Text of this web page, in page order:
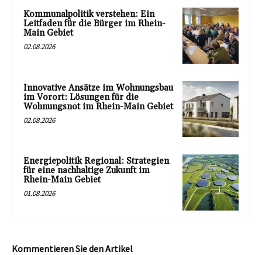
Kommunalpolitik verstehen: Ein
Leitfaden für die Bürger im Rhein-
Main Gebiet
02.08.2026
Innovative Ansätze im Wohnungsbau
im Vorort: Lösungen für die
Wohnungsnot im Rhein-Main Gebiet
02.08.2026
Energiepolitik Regional: Strategien
für eine nachhaltige Zukunft im
Rhein-Main Gebiet
01.08.2026
Kommentieren Sie den Artikel